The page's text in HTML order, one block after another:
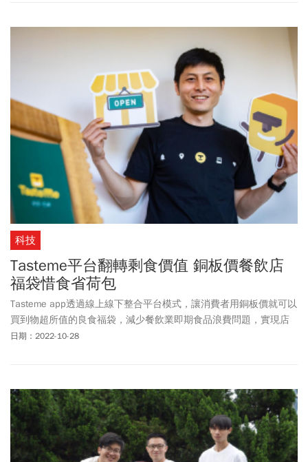
科技
Tasteme平台翻轉剩食價值 銅板價餐飲店
福袋惜食省荷包
Tasteme app透過線上線下整合平台模式，讓消費者用銅板價就可以
買到物超所值的良食福袋，減少餐飲業即期食品浪費問題，實現店
家、消費者與交易平台三贏的商業模式。
日期：2022-10-28